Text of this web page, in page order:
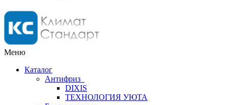
Меню
Каталог
Антифриз
DIXIS
ТЕХНОЛОГИЯ УЮТА